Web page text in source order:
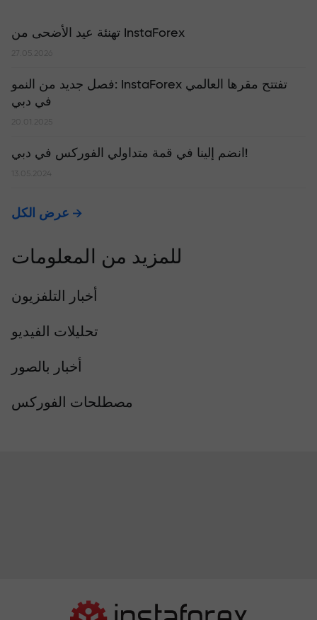
تهنئة عيد الأضحى من InstaForex
27.05.2026
​فصل جديد من النمو: InstaForex تفتتح مقرها العالمي
في دبي
20.01.2025
انضم إلينا في قمة متداولي الفوركس في دبي!
13.05.2024
عرض الكل
للمزيد من المعلومات
أخبار التلفزيون
تحليلات الفيديو
أخبار بالصور
مصطلحات الفوركس